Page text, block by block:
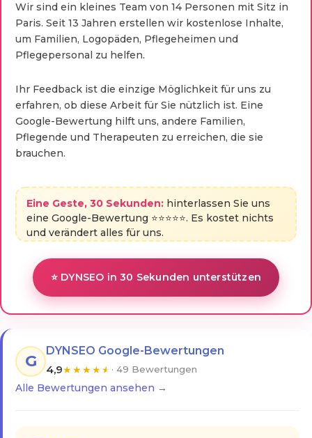
Wir sind ein kleines Team von 14 Personen mit Sitz in
Paris. Seit 13 Jahren erstellen wir kostenlose Inhalte,
um Familien, Logopäden, Pflegeheimen und
Pflegepersonal zu helfen.
Ihr Feedback ist die einzige Möglichkeit für uns zu
erfahren, ob diese Arbeit für Sie nützlich ist. Eine
Google-Bewertung hilft uns, andere Familien,
Pflegende und Therapeuten zu erreichen, die sie
brauchen.
Eine Geste, 30 Sekunden: hinterlassen Sie uns
eine Google-Bewertung ⭐⭐⭐⭐⭐. Es kostet nichts
und verändert alles für uns.
⭐ DYNSEO in 30 Sekunden unterstützen
G
DYNSEO Google-Bewertungen
4,9★★★★★ · 49 Bewertungen
Alle Bewertungen ansehen →